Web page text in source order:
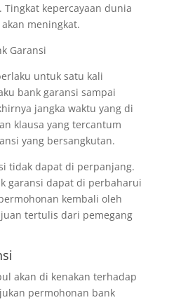
kepercayaan dunia
meningkat.
Garansi
untuk satu kali
bank garansi sampai
jangka waktu yang di
klausa yang tercantum
yang bersangkutan.
tidak dapat di perpanjang.
garansi dapat di perbaharui
kembali oleh
tertulis dari pemegang
akan di kenakan terhadap
permohonan bank